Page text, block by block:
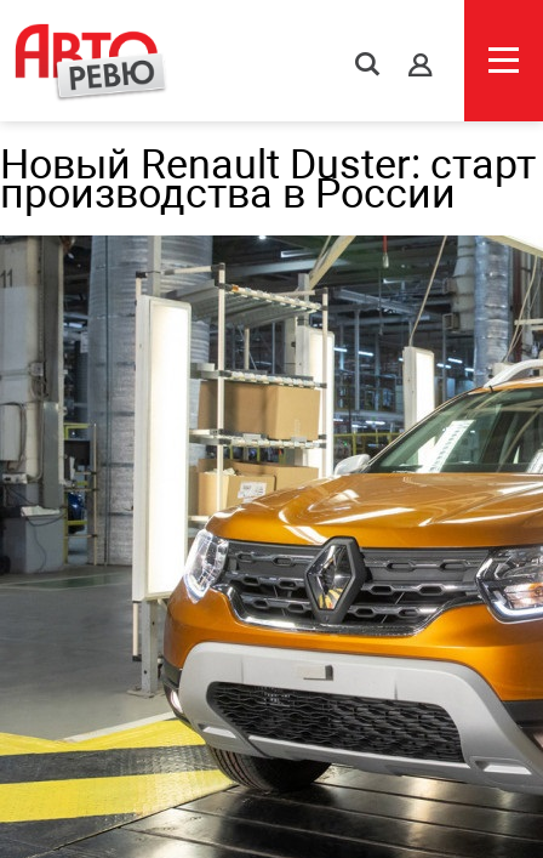
s
Новый Renault Duster: старт
производства в России